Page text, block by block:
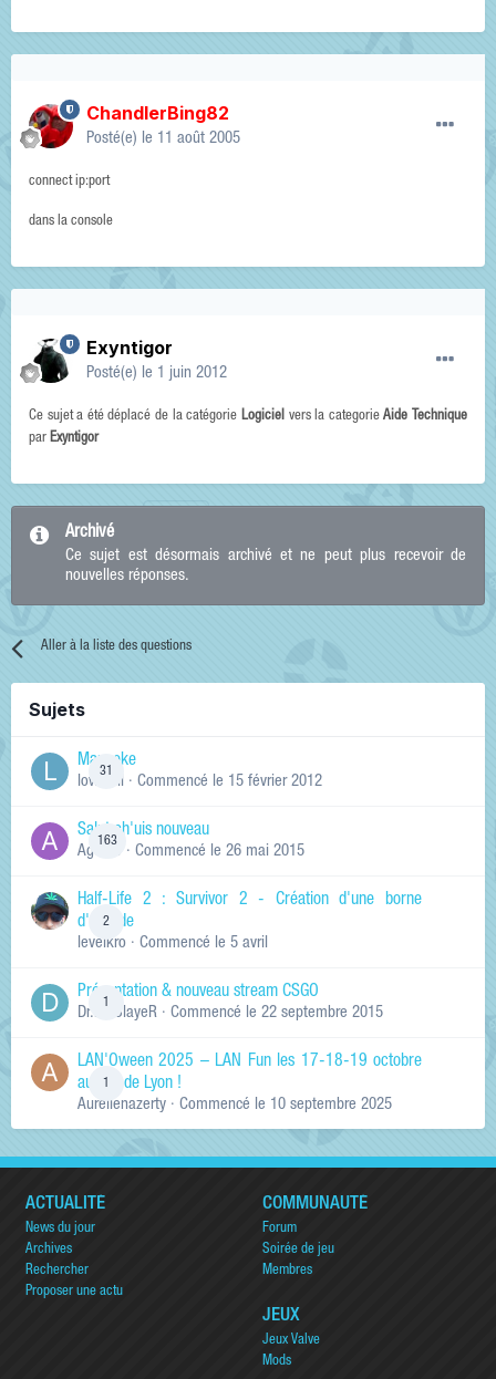
ChandlerBing82
Posté(e) le 11 août 2005
connect ip:port
dans la console
Exyntigor
Posté(e) le 1 juin 2012
Ce sujet a été déplacé de la catégorie Logicielvers la categorieAide Technique
par Exyntigor
Archivé
Ce sujet est désormais archivé et ne peut plus recevoir de
nouvelles réponses.
Aller à la liste des questions
Sujets
31
Manneke
lowskill · Commencé le 15 février 2012
163
Salut ch'uis nouveau
Ag0Nie · Commencé le 26 mai 2015
2
Half-Life 2 : Survivor 2 - Création d'une borne
d'arcade
levelkro · Commencé le 5 avril
Présentation & nouveau stream CSGO
Dr.KinSlayeR · Commencé le 22 septembre 2015
LAN'Oween 2025 – LAN Fun les 17-18-19 octobre
au sud de Lyon !
Aurelienazerty · Commencé le 10 septembre 2025
ACTUALITÉ
News du jour
Archives
Rechercher
Proposer une actu
COMMUNAUTÉ
Forum
Soirée de jeu
Membres
JEUX
Jeux Valve
Mods